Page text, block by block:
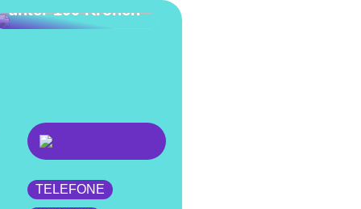
unter 100 Kronen
TELEFONE